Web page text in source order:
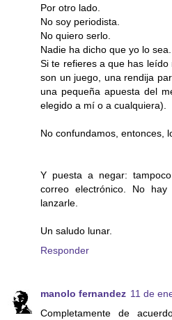
Por otro lado.
No soy periodista.
No quiero serlo.
Nadie ha dicho que yo lo sea.
Si te refieres a que has
son un juego, una rendija
una pequeña apuesta del
elegido a mí o a cualquiera).
No confundamos, entonces,
Y puesta a negar:
correo electrónico. No
lanzarle.
Un saludo lunar.
Responder
manolo fernandez 11 de
Completamente de